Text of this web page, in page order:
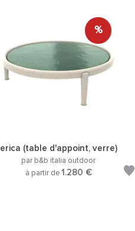
%
erica (table d'appoint, verre)
par b&b italia outdoor
à partir de 1.280 €